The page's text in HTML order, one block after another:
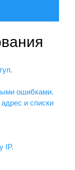
ошибками.
и списки
IP.